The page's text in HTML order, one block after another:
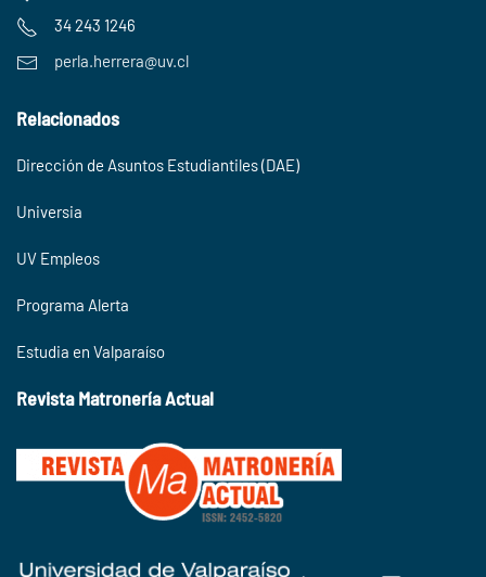
34 243 1246
perla.herrera@uv.cl
Relacionados
Dirección de Asuntos Estudiantiles (DAE)
Universia
UV Empleos
Programa Alerta
Estudia en Valparaíso
Revista Matronería Actual